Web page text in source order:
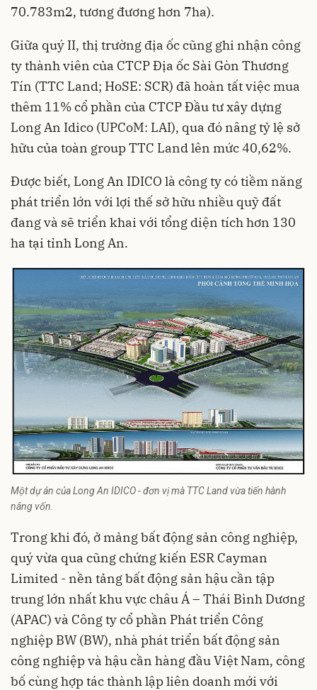
70.783m2, tương đương hơn 7ha).
Giữa quý II, thị trường địa ốc cũng ghi nhận công
ty thành viên của CTCP Địa ốc Sài Gòn Thương
Tín (TTC Land; HoSE: SCR) đã hoàn tất việc mua
thêm 11% cổ phần của CTCP Đầu tư xây dựng
Long An Idico (UPCoM: LAI), qua đó nâng tỷ lệ sở
hữu của toàn group TTC Land lên mức 40,62%.
Được biết, Long An IDICO là công ty có tiềm năng
phát triển lớn với lợi thế sở hữu nhiều quỹ đất
đang và sẽ triển khai với tổng diện tích hơn 130
ha tại tỉnh Long An.
Một dự án của Long An IDICO - đơn vị mà TTC Land vừa tiến hành
nâng vốn.
Trong khi đó, ở mảngbất động sản công nghiệp,
quý vừa qua cũng chứng kiến ESR Cayman
Limited - nền tảng bất động sản hậu cần tập
trung lớn nhất khu vực châu Á – Thái Bình Dương
(APAC) và Công ty cổ phần Phát triển Công
nghiệp BW (BW), nhà phát triển bất động sản
công nghiệp và hậu cần hàng đầu Việt Nam, công
bố cùng hợp tác thành lập liên doanh mới với